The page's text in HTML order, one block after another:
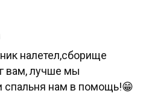
налетел,сборище
вам, лучше мы
спальня нам в помощь!😁